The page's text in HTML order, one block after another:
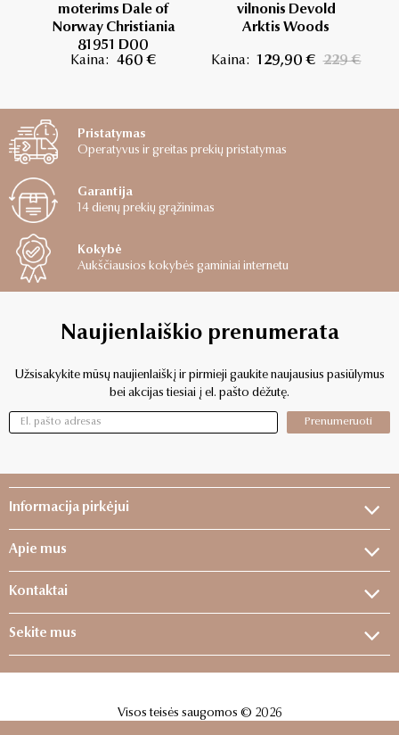
moterims Dale of
Norway Christiania
81951 D00
Kaina:
460 €
vilnonis Devold
Arktis Woods
Kaina: 129,90 € 229 €
Pristatymas
Operatyvus ir greitas prekių pristatymas
Garantija
14 dienų prekių grąžinimas
Kokybė
Aukščiausios kokybės gaminiai internetu
Naujienlaiškio prenumerata
Užsisakykite mūsų naujienlaiškį ir pirmieji gaukite naujausius pasiūlymus
bei akcijas tiesiai į el. pašto dėžutę.
Prenumeruoti
Informacija pirkėjui
Apie mus
Kontaktai
Sekite mus
Visos teisės saugomos © 2026